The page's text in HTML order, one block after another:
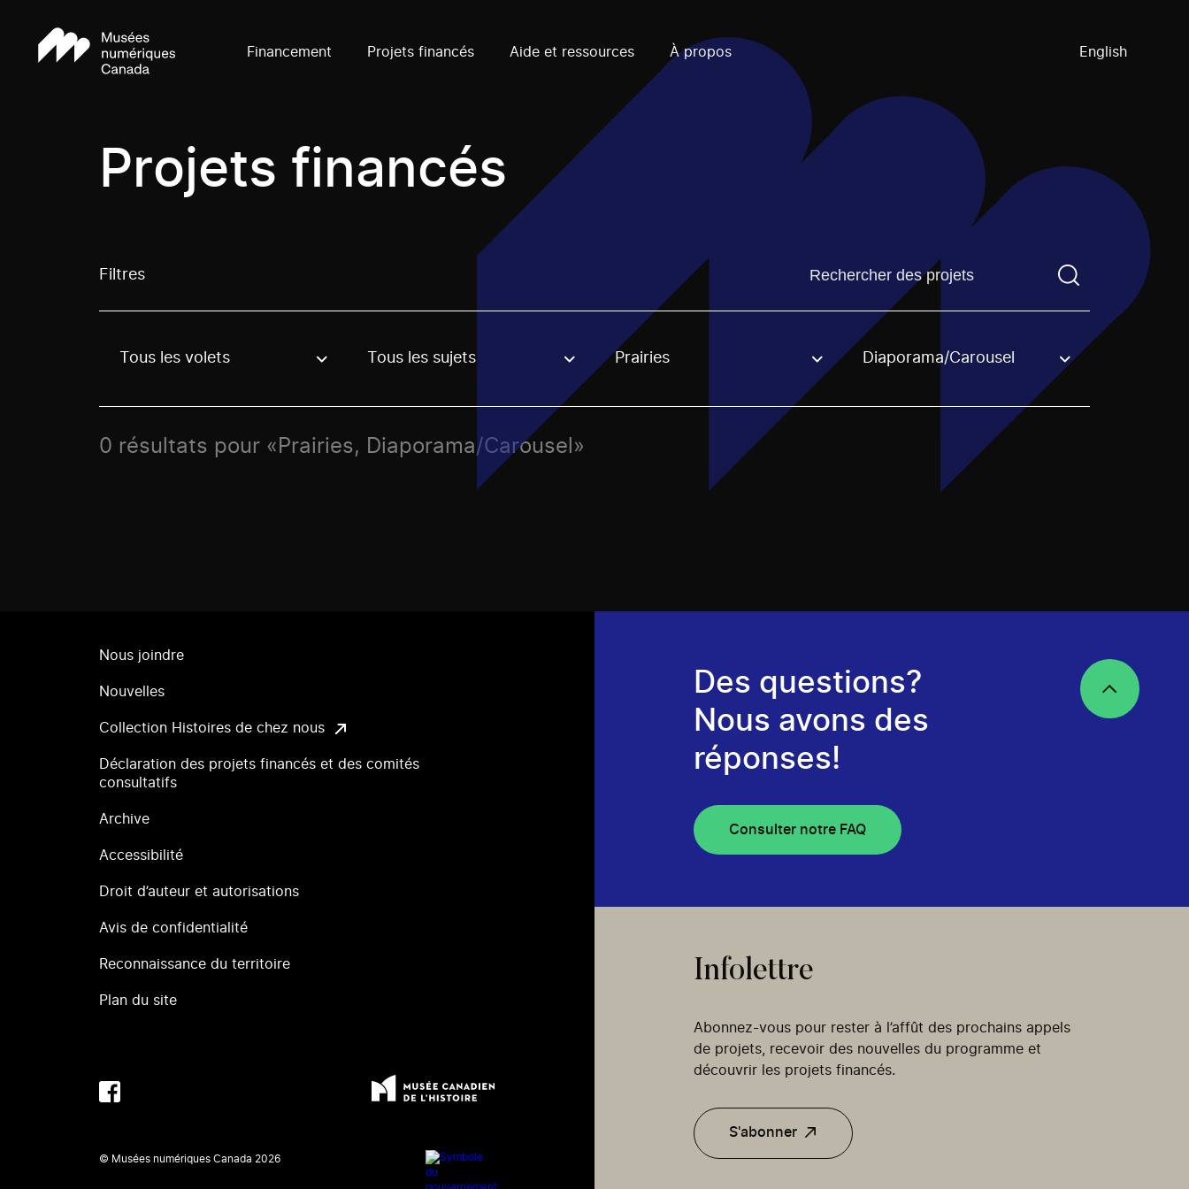
Financement Projets financés Aide et ressources À propos English
Projets financés
Filtres Trouvez un projetVous devez saisir un terme de
Use these options to filter projects by topic, stream or regon. The filter will be applied when selecting an option.
Tous les volets Tous les sujets Prairies Diaporama/Carousel
0 résultats pour «Prairies, Diaporama/Carousel»
Nous joindre
Nouvelles
Collection Histoires de chez nous
Déclaration des projets financés et des comités
consultatifs
Archive
Accessibilité
Droit d’auteur et autorisations
Avis de confidentialité
Reconnaissance du territoire
Plan du site
© Musées numériques Canada 2026
Des questions?
Nous avons des
réponses!
Consulter notre FAQ
Infolettre
Abonnez-vous pour rester à l’affût des prochains appels
de projets, recevoir des nouvelles du programme et
découvrir les projets financés.
S'abonner